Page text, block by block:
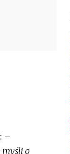
–
myśli o